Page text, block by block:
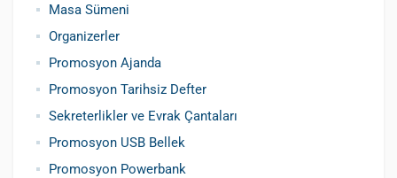
Masa Sümeni
Organizerler
Promosyon Ajanda
Promosyon Tarihsiz Defter
Sekreterlikler ve Evrak Çantaları
Promosyon USB Bellek
Promosyon Powerbank